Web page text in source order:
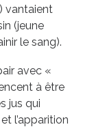
vantaient
(jeune
le sang).
avec «
à être
jus qui
l’apparition